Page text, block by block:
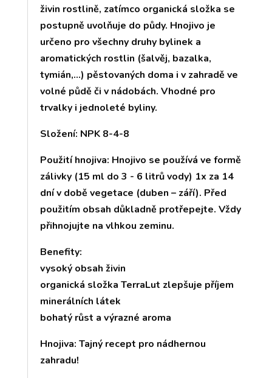
živin rostlině, zatímco organická složka se
postupně uvolňuje do půdy. Hnojivo je
určeno pro všechny druhy bylinek a
aromatických rostlin (šalvěj, bazalka,
tymián,…) pěstovaných doma i v zahradě ve
volné půdě či v nádobách. Vhodné pro
trvalky i jednoleté byliny.
Složení: NPK 8-4-8
Použití hnojiva: Hnojivo se používá ve formě
zálivky (15 ml do 3 - 6 litrů vody) 1x za 14
dní v době vegetace (duben – září). Před
použitím obsah důkladně protřepejte. Vždy
přihnojujte na vlhkou zeminu.
Benefity:
vysoký obsah živin
organická složka TerraLut zlepšuje příjem
minerálních látek
bohatý růst a výrazné aroma
Hnojiva: Tajný recept pro nádhernou
zahradu!